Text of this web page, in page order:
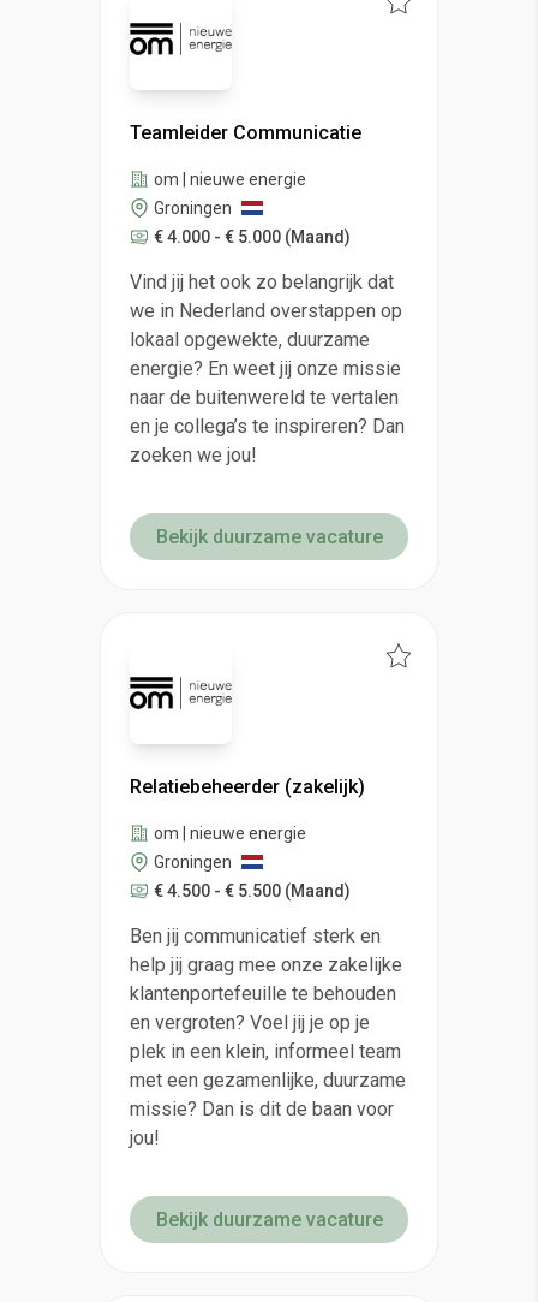
Teamleider Communicatie
om | nieuwe energie
Groningen
€ 4.000 - € 5.000 (Maand)
Vind jij het ook zo belangrijk dat
we in Nederland overstappen op
lokaal opgewekte, duurzame
energie? En weet jij onze missie
naar de buitenwereld te vertalen
en je collega’s te inspireren? Dan
zoeken we jou!
Bekijk duurzame vacature
Relatiebeheerder (zakelijk)
om | nieuwe energie
Groningen
€ 4.500 - € 5.500 (Maand)
Ben jij communicatief sterk en
help jij graag mee onze zakelijke
klantenportefeuille te behouden
en vergroten? Voel jij je op je
plek in een klein, informeel team
met een gezamenlijke, duurzame
missie? Dan is dit de baan voor
jou!
Bekijk duurzame vacature